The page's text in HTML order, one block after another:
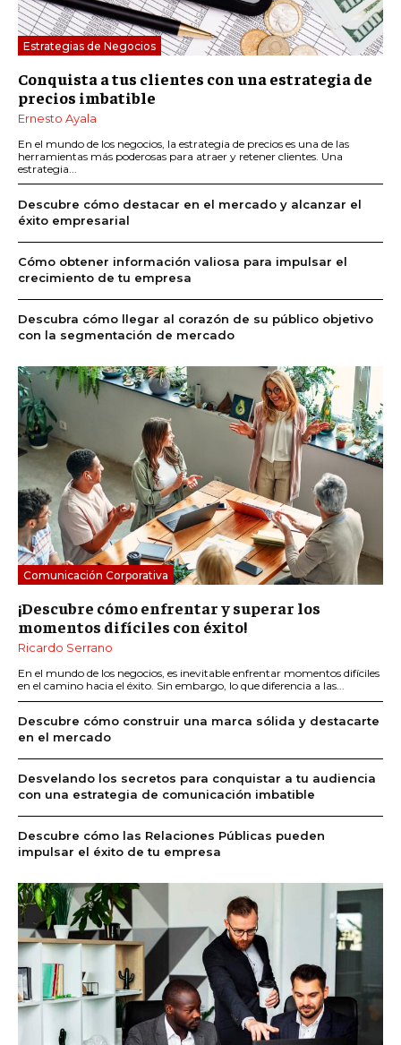
Estrategias de Negocios
Conquista a tus clientes con una estrategia de
precios imbatible
Ernesto Ayala
En el mundo de los negocios, la estrategia de precios es una de las
herramientas más poderosas para atraer y retener clientes. Una
estrategia...
Descubre cómo destacar en el mercado y alcanzar el
éxito empresarial
Cómo obtener información valiosa para impulsar el
crecimiento de tu empresa
Descubra cómo llegar al corazón de su público objetivo
con la segmentación de mercado
Comunicación Corporativa
¡Descubre cómo enfrentar y superar los
momentos difíciles con éxito!
Ricardo Serrano
En el mundo de los negocios, es inevitable enfrentar momentos difíciles
en el camino hacia el éxito. Sin embargo, lo que diferencia a las...
Descubre cómo construir una marca sólida y destacarte
en el mercado
Desvelando los secretos para conquistar a tu audiencia
con una estrategia de comunicación imbatible
Descubre cómo las Relaciones Públicas pueden
impulsar el éxito de tu empresa